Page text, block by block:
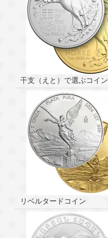
干支（えと）で選ぶコイン
リベルタードコイン